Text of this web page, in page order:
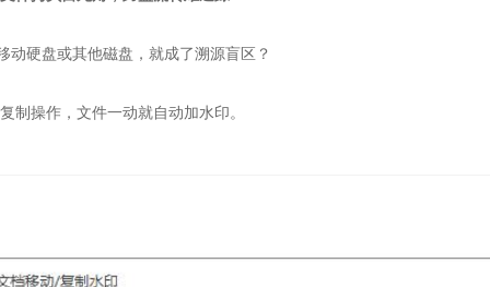
动硬盘或其他磁盘，就成了溯源盲区？
制操作，文件一动就自动加水印。